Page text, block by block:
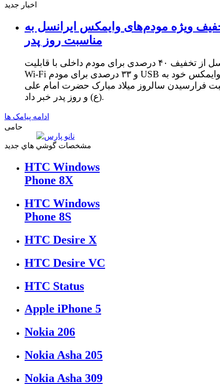
اخبار جدید
ویژه مودم‌های وایمکس ایرانسل به
مناسبت روز پدر
ایرانسل از تخفیف ۴۰ درصدی برای مودم داخلی با قابلیت
Wi-Fi و ۳۳ درصدی برای مودم USB وایمکس خود به
فرارسیدن سالروز میلاد مبارک حضرت امام علی
(ع) و روز پدر خبر داد.
ادامه پیامک ها
حامی
مشخصات گوشي هاي جديد
HTC Windows
Phone 8X
HTC Windows
Phone 8S
HTC Desire X
HTC Desire VC
HTC Status
Apple iPhone 5
Nokia 206
Nokia Asha 205
Nokia Asha 309